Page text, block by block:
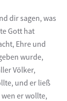
dir sagen, was
Gott hat
Ehre und
wurde,
Völker,
und er ließ
er wollte,